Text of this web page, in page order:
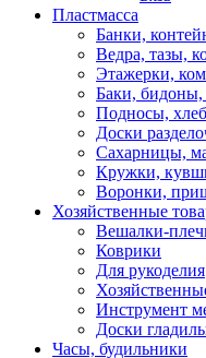
Пластмасса
Банки,
Ведра, тазы,
Этажерки,
Баки, бидоны,
Подносы,
Доски
Сахарницы,
Кружки,
Воронки,
Хозяйственные
Вешалки-
Коврики
Для рукоделия
Инструмент
Доски
Часы, будильники